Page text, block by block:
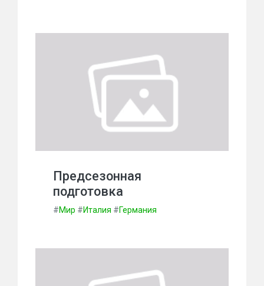
Предсезонная
подготовка
#Мир #Италия #Германия